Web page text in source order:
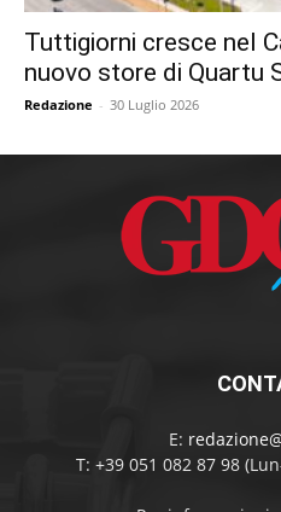
Tuttigiorni cresce nel
nuovo store di Quartu
Redazione - 30 Luglio 2026
E:
T: +39 051 082 87 98